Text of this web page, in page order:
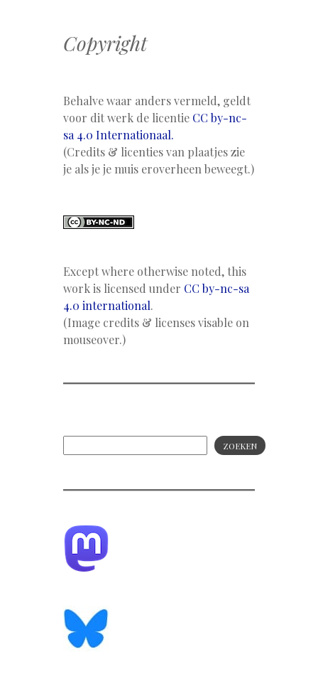
Copyright
Behalve waar anders vermeld, geldt
voor dit werk de licentie CC by-nc-
sa 4.0 Internationaal.
(Credits & licenties van plaatjes zie
je als je je muis eroverheen beweegt.)
Except where otherwise noted, this
work is licensed under CC by-nc-sa
4.0 international.
(Image credits & licenses visable on
mouseover.)
ZOEKEN